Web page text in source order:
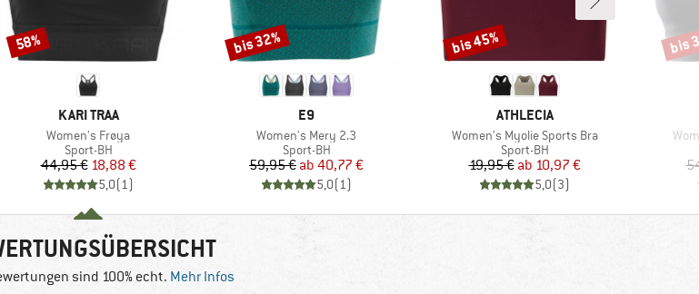
MARKE
KARI TRAA
Artikel
Women's Frøya
Produktgruppe
Sport-BH
Preis
44,95 €reduzierter Preis
18,88 €
5,0(1)
Rabatt
58%
MARKE
E9
Artikel
Women's Mery 2.3
Produktgruppe
Sport-BH
Preis
59,95 € reduzierter Preis
ab 40,77 €
5,0(1)
Rabatt
bis 32%
MARKE
ATHLECIA
Artikel
Women's Myolie Sports Bra
Produktgruppe
Sport-BH
Preis
19,95 € reduzierter Preis
ab 10,97 €
5,0(3)
Rabatt
bis 45% bis
sind 100% echt. Mehr Infos